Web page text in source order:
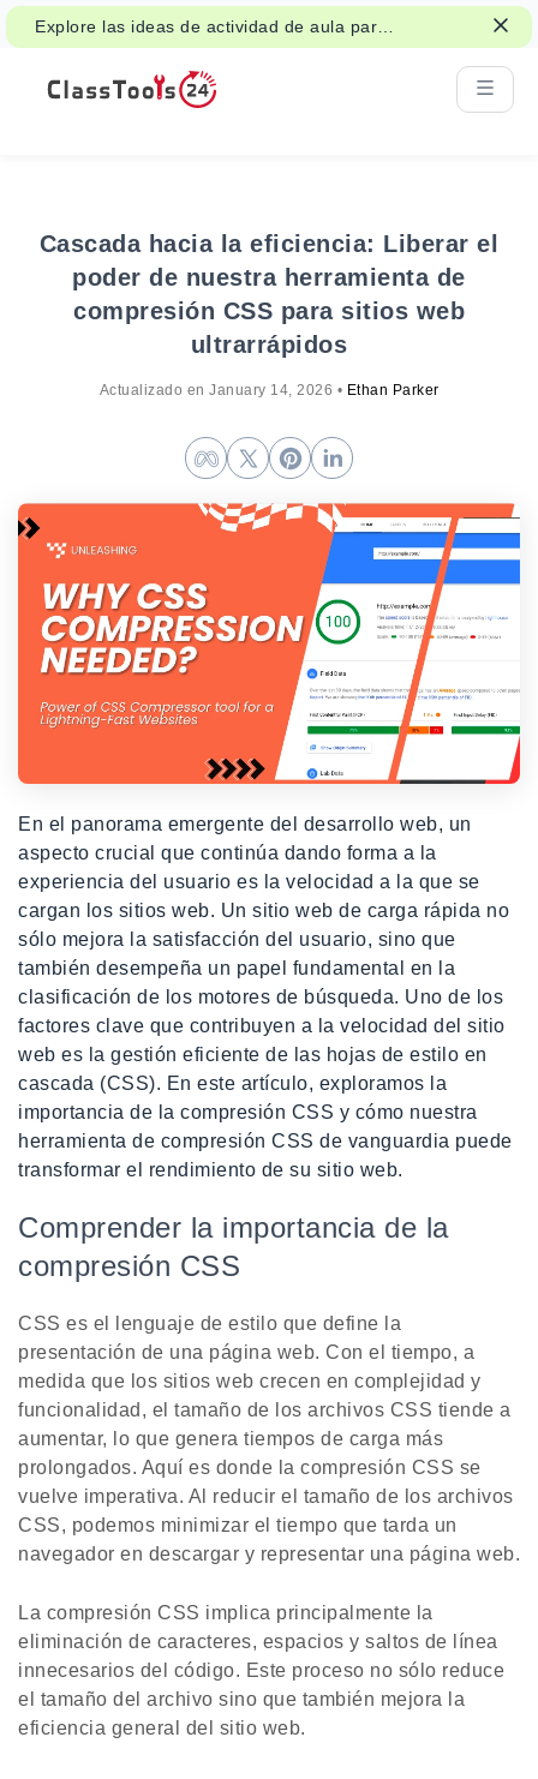
Explore las ideas de actividad de aula para
juegos, trabajo en grupo y decisiones
justas.
Cascada hacia la eficiencia: Liberar el
poder de nuestra herramienta de
compresión CSS para sitios web
ultrarrápidos
Actualizado en January 14, 2026 • Ethan Parker
En el panorama emergente del desarrollo web, un
aspecto crucial que continúa dando forma a la
experiencia del usuario es la velocidad a la que se
cargan los sitios web. Un sitio web de carga rápida no
sólo mejora la satisfacción del usuario, sino que
también desempeña un papel fundamental en la
clasificación de los motores de búsqueda. Uno de los
factores clave que contribuyen a la velocidad del sitio
web es la gestión eficiente de las hojas de estilo en
cascada (CSS). En este artículo, exploramos la
importancia de la compresión CSS y cómo nuestra
herramienta de compresión CSS de vanguardia puede
transformar el rendimiento de su sitio web.
Comprender la importancia de la
compresión CSS
CSS es el lenguaje de estilo que define la
presentación de una página web. Con el tiempo, a
medida que los sitios web crecen en complejidad y
funcionalidad, el tamaño de los archivos CSS tiende a
aumentar, lo que genera tiempos de carga más
prolongados. Aquí es donde la compresión CSS se
vuelve imperativa. Al reducir el tamaño de los archivos
CSS, podemos minimizar el tiempo que tarda un
navegador en descargar y representar una página web.
La compresión CSS implica principalmente la
eliminación de caracteres, espacios y saltos de línea
innecesarios del código. Este proceso no sólo reduce
el tamaño del archivo sino que también mejora la
eficiencia general del sitio web.